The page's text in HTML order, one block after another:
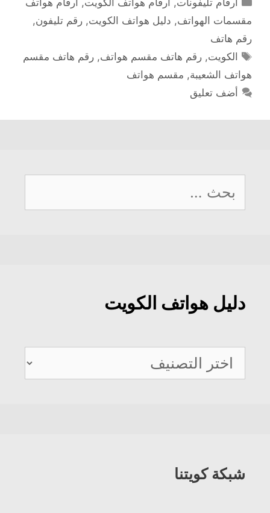
مقسمات الهواتف, دليل هواتف الكويت, رقم تليفون,
رقم هاتف
الوسوم
الكويت,رقم هاتف مقسم هواتف,رقم هاتف مقسم
هواتف الشعيبة, مقسم هواتف
أضف تعليق
عن:
دليل هواتف الكويت
دليل
هواتف
شبكة كويتنا